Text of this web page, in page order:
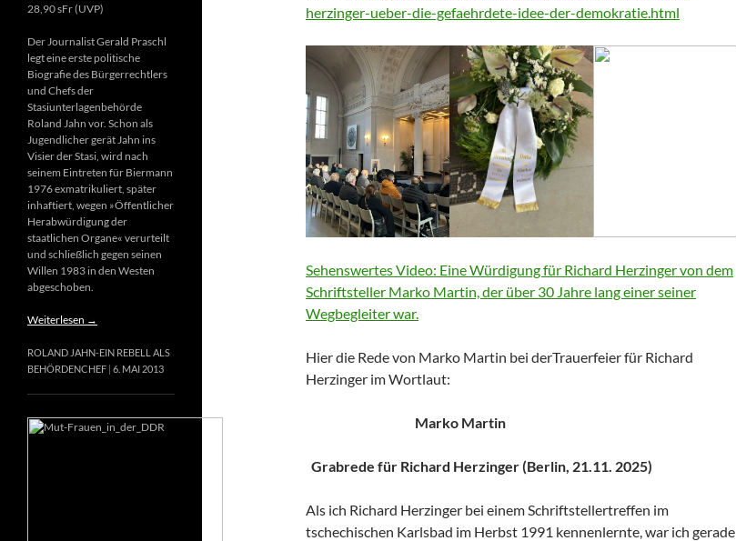
herzinger-ueber-die-gefaehrdete-idee-der-demokratie.html
Sehenswertes Video: Eine Würdigung für Richard Herzinger von dem
Schriftsteller Marko Martin, der über 30 Jahre lang einer seiner
Wegbegleiter war.
Hier die Rede von Marko Martin bei derTrauerfeier für Richard
Herzinger im Wortlaut:
Marko Martin
Grabrede für Richard Herzinger (Berlin, 21.11. 2025)
Als ich Richard Herzinger bei einem Schriftstellertreffen im
tschechischen Karlsbad im Herbst 1991 kennenlernte, war ich gerade
28,90 sFr (UVP)
Der Journalist Gerald Praschl
legt eine erste politische
Biografie des Bürgerrechtlers
und Chefs der
Stasiunterlagenbehörde
Roland Jahn vor. Schon als
Jugendlicher gerät Jahn ins
Visier der Stasi, wird nach
seinem Eintreten für Biermann
1976 exmatrikuliert, später
inhaftiert, wegen »Öffentlicher
Herabwürdigung der
staatlichen Organe« verurteilt
und schließlich gegen seinen
Willen 1983 in den Westen
abgeschoben.
Weiterlesen →
ROLAND JAHN-EIN REBELL ALS
BEHÖRDENCHEF 6. MAI 2013